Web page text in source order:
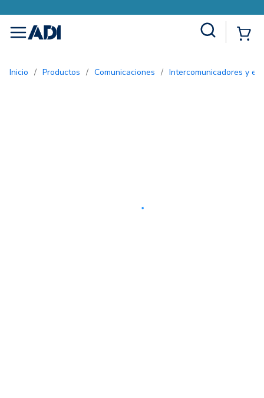
menu
Inicio / Productos / Comunicaciones / Intercomunicadores y